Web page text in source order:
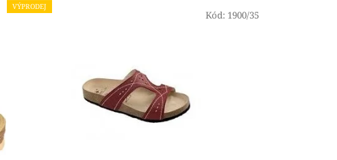
r
o
d
VÝPRODEJ
Kód: 1900/35